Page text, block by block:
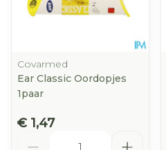
Covarmed
Ear Classic Oordopjes
1paar
€ 1,47